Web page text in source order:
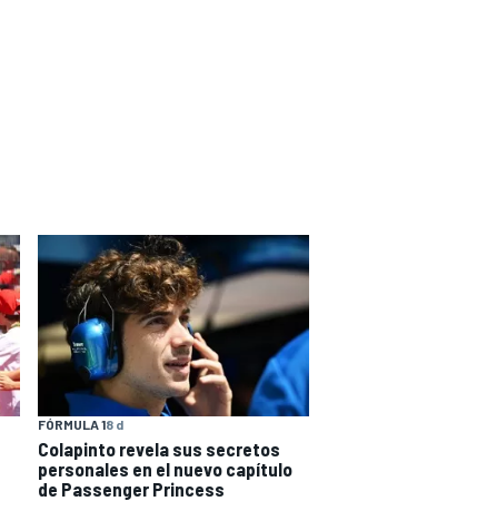
FÓRMULA 18 d
Colapinto revela sus secretos
personales en el nuevo capítulo
de Passenger Princess